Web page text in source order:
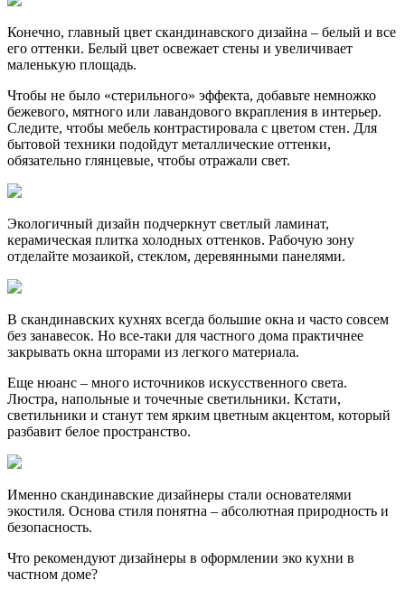
Конечно, главный цвет скандинавского дизайна – белый и все
его оттенки. Белый цвет освежает стены и увеличивает
маленькую площадь.
Чтобы не было «стерильного» эффекта, добавьте немножко
бежевого, мятного или лавандового вкрапления в интерьер.
Следите, чтобы мебель контрастировала с цветом стен. Для
бытовой техники подойдут металлические оттенки,
обязательно глянцевые, чтобы отражали свет.
Экологичный дизайн подчеркнут светлый ламинат,
керамическая плитка холодных оттенков. Рабочую зону
отделайте мозаикой, стеклом, деревянными панелями.
В скандинавских кухнях всегда большие окна и часто совсем
без занавесок. Но все-таки для частного дома практичнее
закрывать окна шторами из легкого материала.
Еще нюанс – много источников искусственного света.
Люстра, напольные и точечные светильники. Кстати,
светильники и станут тем ярким цветным акцентом, который
разбавит белое пространство.
Именно скандинавские дизайнеры стали основателями
экостиля. Основа стиля понятна – абсолютная природность и
безопасность.
Что рекомендуют дизайнеры в оформлении эко кухни в
частном доме?